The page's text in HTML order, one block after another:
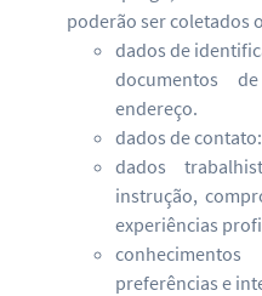
poderão ser coletados
dados de
documentos
endereço.
dados de
dados
instrução,
experiências
preferências e